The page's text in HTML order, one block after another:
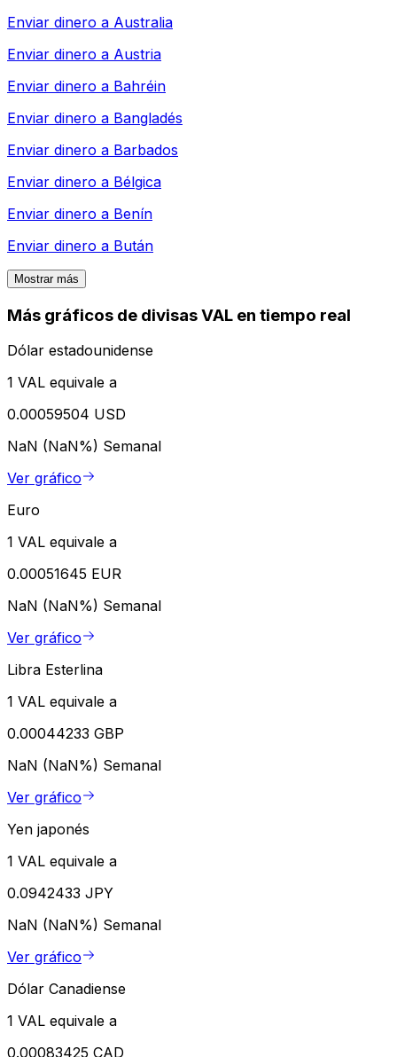
Enviar dinero a Australia
Enviar dinero a Austria
Enviar dinero a Bahréin
Enviar dinero a Bangladés
Enviar dinero a Barbados
Enviar dinero a Bélgica
Enviar dinero a Benín
Enviar dinero a Bután
Mostrar más
Más gráficos de divisas VAL en tiempo real
Dólar estadounidense
1 VAL equivale a
0.00059504 USD
NaN (NaN%) Semanal
Ver gráfico
Euro
1 VAL equivale a
0.00051645 EUR
NaN (NaN%) Semanal
Ver gráfico
Libra Esterlina
1 VAL equivale a
0.00044233 GBP
NaN (NaN%) Semanal
Ver gráfico
Yen japonés
1 VAL equivale a
0.0942433 JPY
NaN (NaN%) Semanal
Ver gráfico
Dólar Canadiense
1 VAL equivale a
0.00083425 CAD